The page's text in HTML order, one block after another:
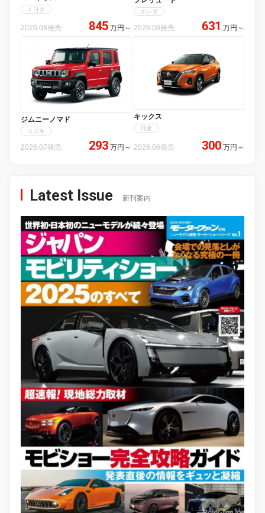
トヨタ
2026.08発売 845 万円 ～
ホンダ
2026.08発売 631 万円 ～
ジムニーノマド
スズキ
2026.07発売 293 万円 ～
キックス
日産
2026.06発売 300 万円 ～
Latest Issue 新刊案内